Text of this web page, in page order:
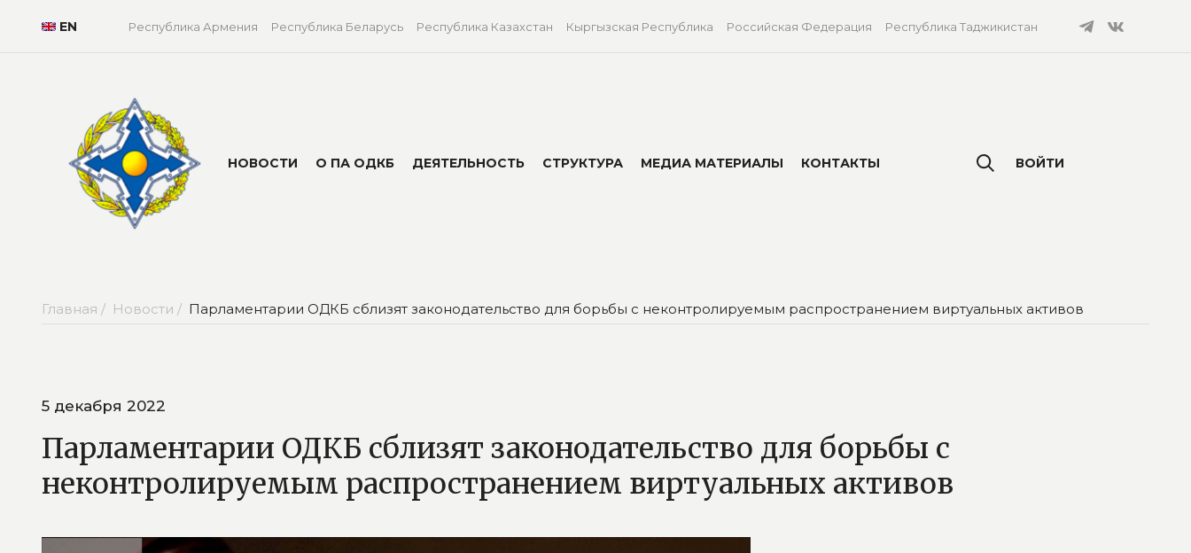
EN Республика Армения Республика Беларусь Республика Казахстан Кыргызская Республика Российская Федерация Республика Таджикистан
НОВОСТИ О ПА ОДКБ ДЕЯТЕЛЬНОСТЬ СТРУКТУРА МЕДИА МАТЕРИАЛЫ КОНТАКТЫ ВОЙТИ
Главная / Новости / Парламентарии ОДКБ сблизят законодательство для борьбы с неконтролируемым распространением виртуальных активов
5 декабря 2022
Парламентарии ОДКБ сблизят законодательство для борьбы с
неконтролируемым распространением виртуальных активов